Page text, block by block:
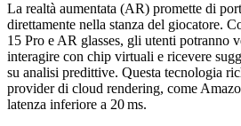
La realtà aumentata (AR) promette di
direttamente nella stanza del giocatore.
15 Pro e AR glasses, gli utenti potranno
interagire con chip virtuali e ricevere
su analisi predittive. Questa tecnologia
provider di cloud rendering, come
latenza inferiore a 20 ms.